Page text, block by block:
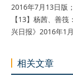
2016年7月13日版；
【13】杨茜、善
兴日报》2016年1
相关文章